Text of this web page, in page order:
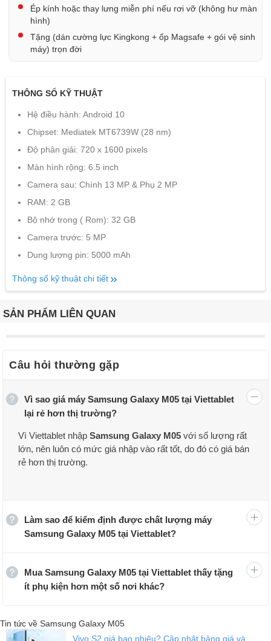
Ép kính hoặc thay lưng miễn phí nếu rơi vỡ (không hư màn
hình)
Tặng (dán cường lực Kingkong + ốp Magsafe + gói vệ sinh
máy) trọn đời
THÔNG SỐ KỸ THUẬT
Hệ điều hành: Android 10
Chipset: Mediatek MT6739W (28 nm)
Độ phân giải: 720 x 1600 pixels
Màn hình rộng: 6.5 inch
Camera sau: Chính 13 MP & Phụ 2 MP
RAM: 2 GB
Bộ nhớ trong ( Rom): 32 GB
Camera trước: 5 MP
Dung lượng pin: 5000 mAh
Thông số kỹ thuật chi tiết
SẢN PHẨM LIÊN QUAN
Câu hỏi thường gặp
Vì sao giá máy Samsung Galaxy M05 tại Viettablet
lại rẻ hơn thị trường?
Vì Viettablet nhậpSamsung Galaxy M05 với số lượng rất
lớn, nên luôn có mức giá nhập vào rất tốt, do đó có giá bán
rẻ hơn thị trường.
Làm sao để kiểm định được chất lượng máy
Samsung Galaxy M05 tại Viettablet?
Mua Samsung Galaxy M05 tại Viettablet thấy tặng
ít phụ kiện hơn một số nơi khác?
Tin tức về Samsung Galaxy M05
Vivo S2 giá bao nhiêu? Cập nhật bảng giá và